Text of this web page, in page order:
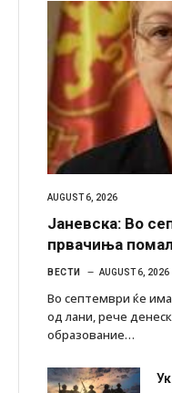
AUGUST 6, 2026
Јаневска: Во
првачиња
ВЕСТИ AUGUST 6, 2026
Во септември ќе
од лани, рече
образование…